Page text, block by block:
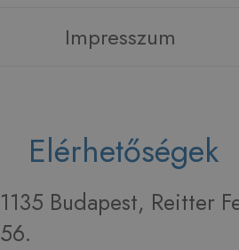
Impresszum
Elérhetőségek
1135 Budapest, Reitter
56.